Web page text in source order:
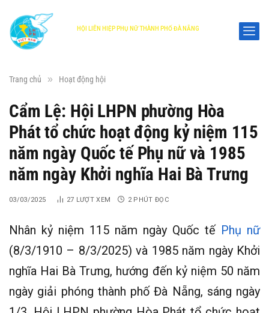
HỘI LIÊN HIỆP PHỤ NỮ THÀNH PHỐ ĐÀ NẴNG
Trang chủ » Hoạt động hội
Cẩm Lệ: Hội LHPN phường Hòa
Phát tổ chức hoạt động kỷ niệm 115
năm ngày Quốc tế Phụ nữ và 1985
năm ngày Khởi nghĩa Hai Bà Trưng
03/03/2025 27 LƯỢT XEM 2 PHÚT ĐỌC
Nhân kỷ niệm 115 năm ngày Quốc tế Phụ nữ
(8/3/1910 – 8/3/2025) và 1985 năm ngày Khởi
nghĩa Hai Bà Trưng, hướng đến kỷ niệm 50 năm
ngày giải phóng thành phố Đà Nẵng, sáng ngày